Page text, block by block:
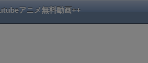
アニメ無料動画++